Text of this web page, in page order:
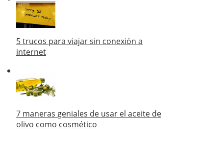
5 trucos para viajar sin conexión a
internet
7 maneras geniales de usar el aceite de
olivo como cosmético